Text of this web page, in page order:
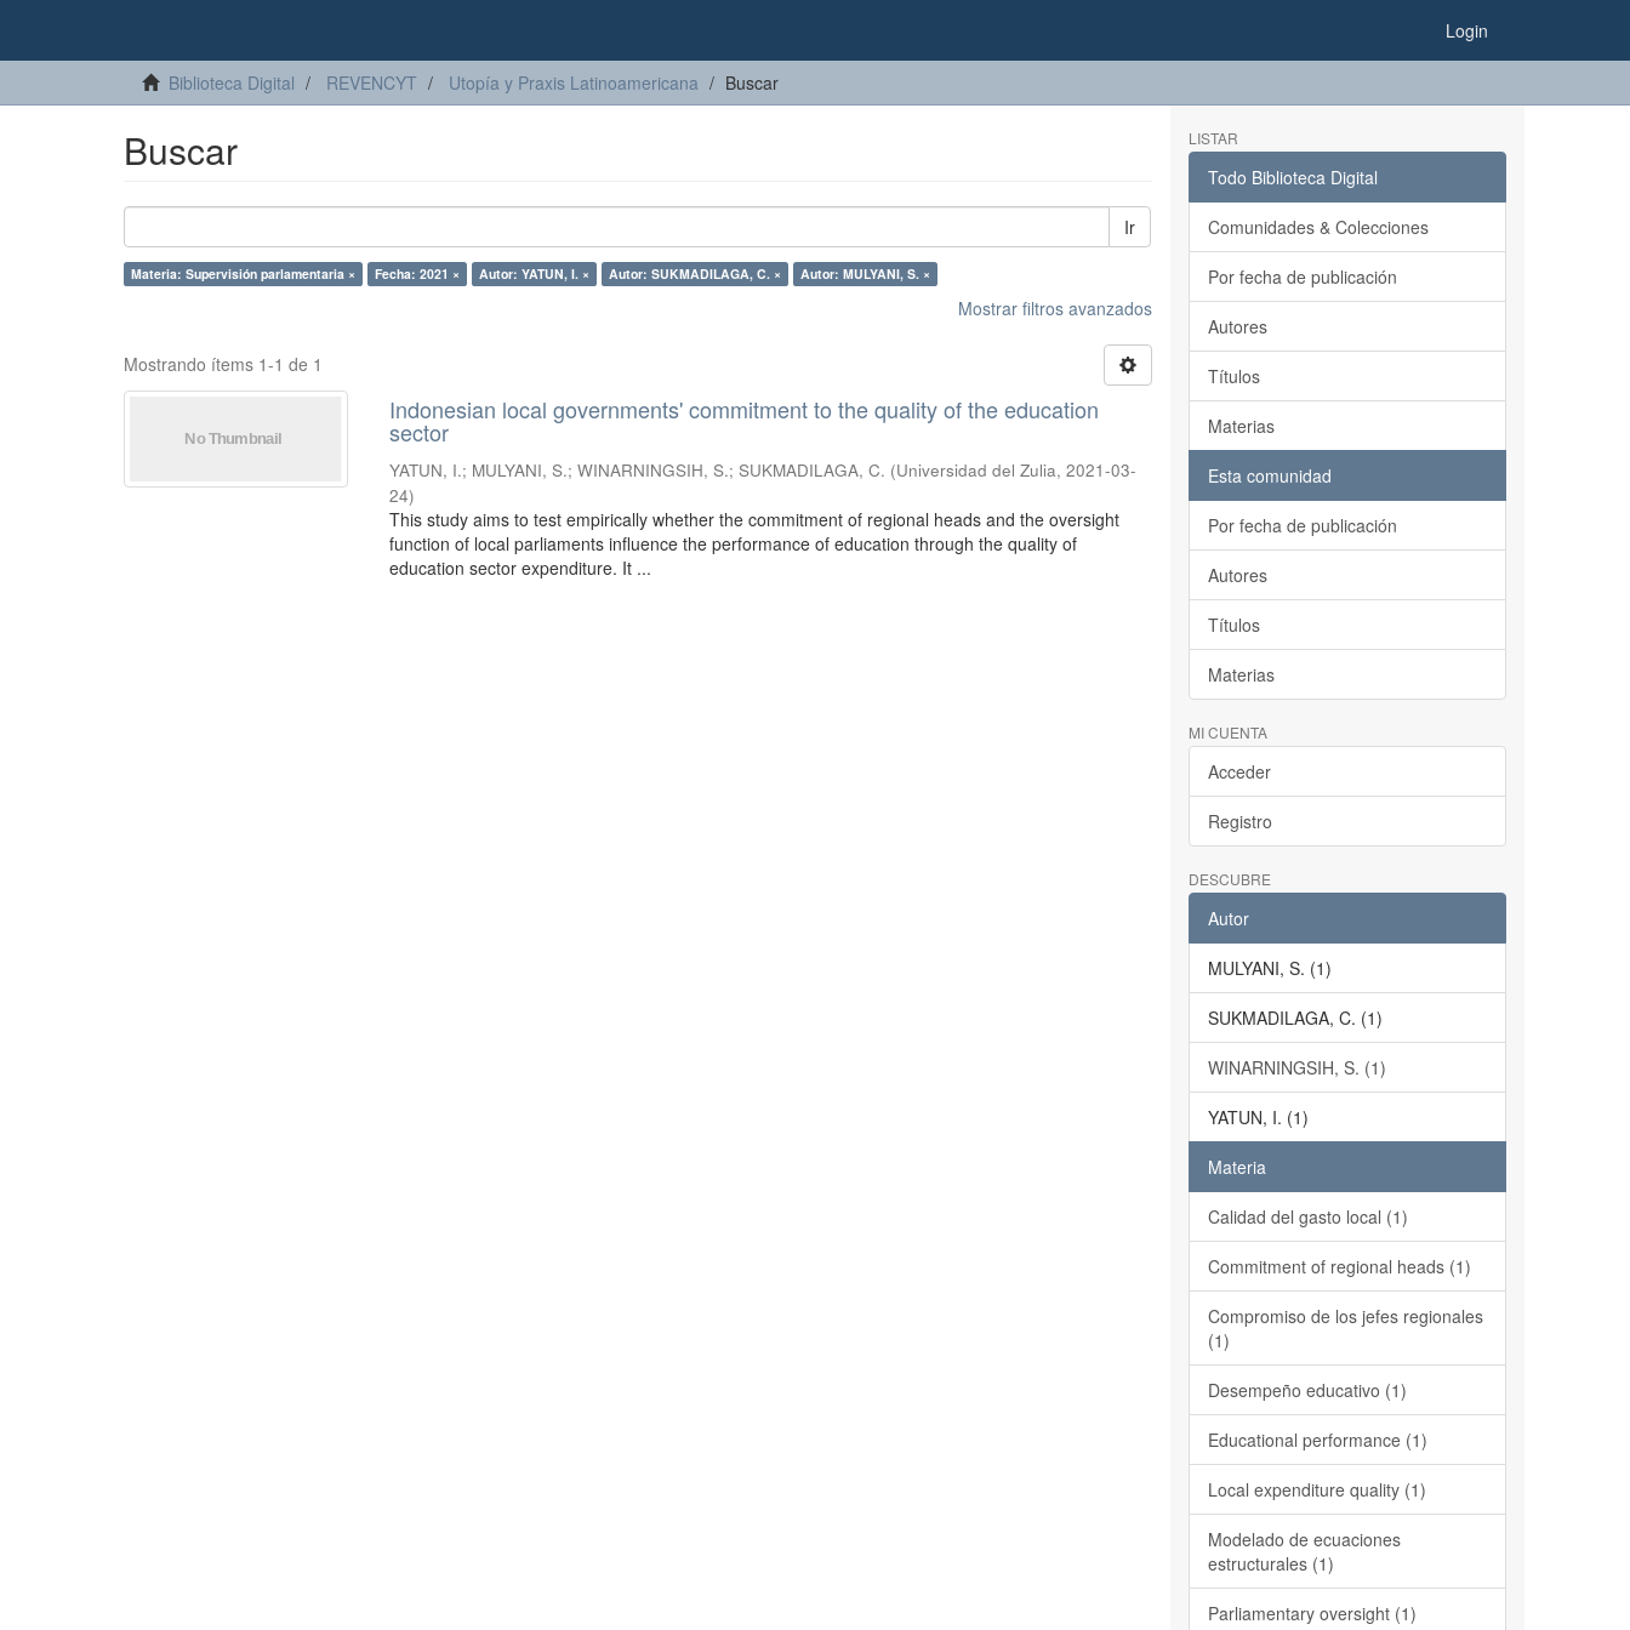
Login
Biblioteca Digital REVENCYT Utopía y Praxis Latinoamericana Buscar
Buscar
Ir
Materia: Supervisión parlamentaria × Fecha: 2021 × Autor: YATUN, I. × Autor: SUKMADILAGA, C. × Autor: MULYANI, S. ×
Mostrar filtros avanzados
Mostrando ítems 1-1 de 1
Indonesian local governments' commitment to the quality of the education
sector
YATUN, I.; MULYANI, S.;WINARNINGSIH, S.;SUKMADILAGA, C. (Universidad del Zulia,2021-03-
24)
This study aims to test empirically whether the commitment of regional heads and the oversight
function of local parliaments influence the performance of education through the quality of
education sector expenditure. It ...
LISTAR
Todo Biblioteca Digital
Comunidades & Colecciones
Por fecha de publicación
Autores
Títulos
Materias
Esta comunidad
Por fecha de publicación
Autores
Títulos
Materias
MI CUENTA
Acceder
Registro
DESCUBRE
Autor
MULYANI, S. (1)
SUKMADILAGA, C. (1)
WINARNINGSIH, S. (1)
YATUN, I. (1)
Materia
Calidad del gasto local (1)
Commitment of regional heads (1)
Compromiso de los jefes regionales
(1)
Desempeño educativo (1)
Educational performance (1)
Local expenditure quality (1)
Modelado de ecuaciones
estructurales (1)
Parliamentary oversight (1)